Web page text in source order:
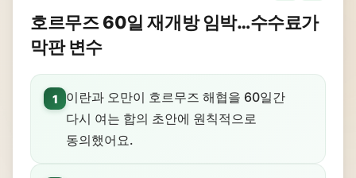
호르무즈 60일 재개방 임박…수수료가
막판 변수
1
이란과 오만이 호르무즈 해협을 60일간
다시 여는 합의 초안에 원칙적으로
동의했어요.